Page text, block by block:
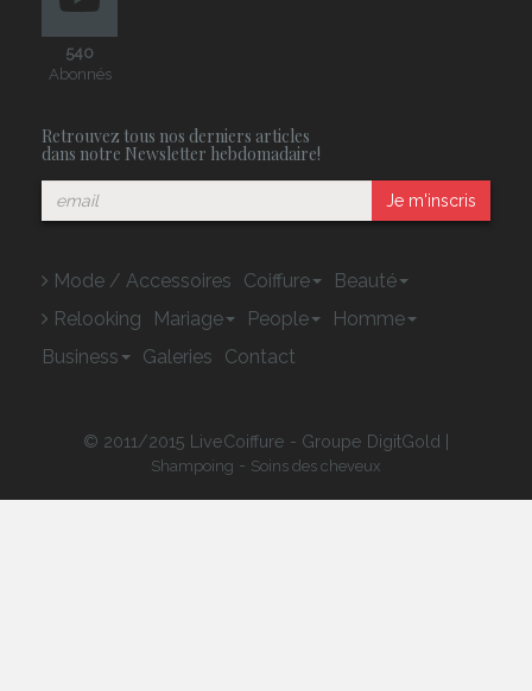
540
Abonnés
Retrouvez tous nos derniers articles
dans notre Newsletter hebdomadaire!
Je m'inscris
Mode / Accessoires Coiffure
Beauté
Relooking
Mariage People
Homme
Business
Galeries Contact
© 2011/2015 LiveCoiffure - Groupe DigitGold |
Shampoing - Soins des cheveux